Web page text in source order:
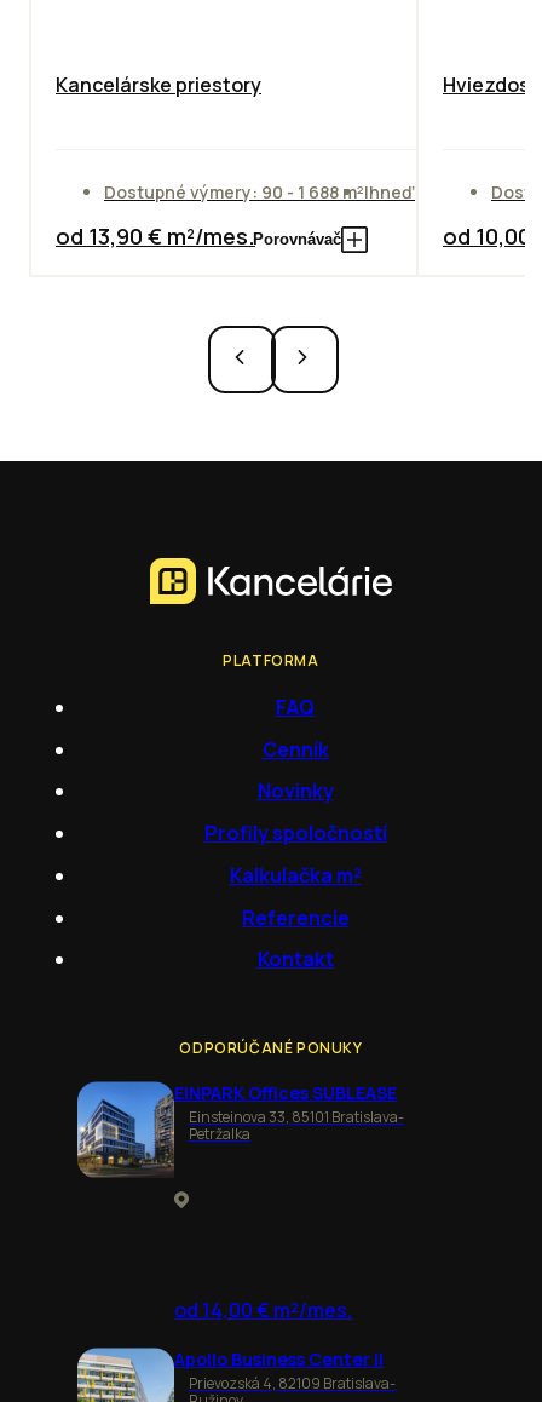
Kancelárske priestory
Dostupné výmery: 90 - 1 688 m²Ihneď
od 13,90 € m²/mes.Porovnávač od 10,00
PLATFORMA
FAQ
Cenník
Novinky
Profily spoločností
Kalkulačka m²
Referencie
Kontakt
ODPORÚČANÉ PONUKY
EINPARK Offices SUBLEASE
Einsteinova 33, 85101 Bratislava-
Petržalka
od 14,00 € m²/mes.
Apollo Business Center II
Prievozská 4, 82109 Bratislava-